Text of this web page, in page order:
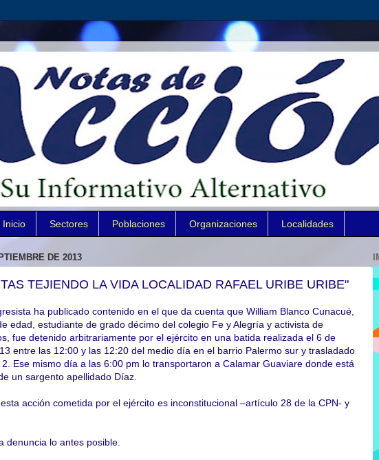
Inicio Sectores Poblaciones Organizaciones Localidades
DE 2013
TEJIENDO LA VIDA LOCALIDAD RAFAEL URIBE URIBE"
ha publicado contenido en el que da cuenta que William Blanco Cunacué,
edad, estudiante de grado décimo del colegio Fe y Alegría y activista de
fue detenido arbitrariamente por el ejército en una batida realizada el 6 de
entre las 12:00 y las 12:20 del medio día en el barrio Palermo sur y trasladado
Ese mismo día a las 6:00 pm lo transportaron a Calamar Guaviare donde está
un sargento apellidado Díaz.
acción cometida por el ejército es inconstitucional –artículo 28 de la CPN- y
denuncia lo antes posible.